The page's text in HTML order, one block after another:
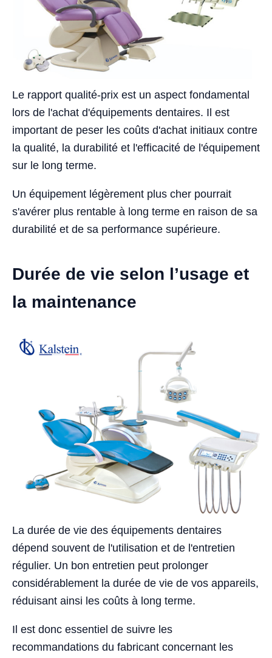
Le rapport qualité-prix est un aspect fondamental
lors de l'achat d'équipements dentaires. Il est
important de peser les coûts d'achat initiaux contre
la qualité, la durabilité et l'efficacité de l'équipement
sur le long terme.
Un équipement légèrement plus cher pourrait
s'avérer plus rentable à long terme en raison de sa
durabilité et de sa performance supérieure.
Durée de vie selon l’usage et
la maintenance
La durée de vie des équipements dentaires
dépend souvent de l'utilisation et de l'entretien
régulier. Un bon entretien peut prolonger
considérablement la durée de vie de vos appareils,
réduisant ainsi les coûts à long terme.
Il est donc essentiel de suivre les
recommandations du fabricant concernant les